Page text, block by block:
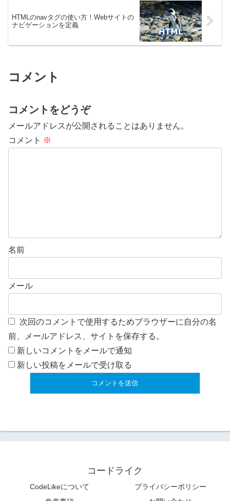
HTMLのnavタグの使い方！Webサイトの
ナビゲーションを定義
コメント
コメントをどうぞ
メールアドレスが公開されることはありません。
コメント ※
名前
メール
次回のコメントで使用するためブラウザーに自分の名
前、メールアドレス、サイトを保存する。
新しいコメントをメールで通知
新しい投稿をメールで受け取る
コードライク
CodeLikeについて
プライバシーポリシー